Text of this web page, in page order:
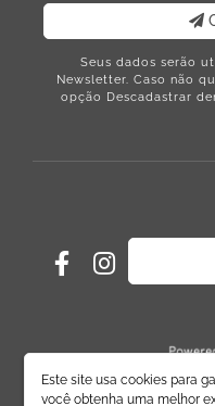
Este site usa cookies para
você obtenha uma melhor
Seus dados serão
Newsletter. Caso não
opção Descadastrar